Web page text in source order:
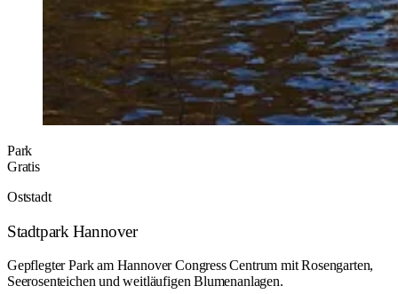
Park
Gratis
Oststadt
Stadtpark Hannover
Gepflegter Park am Hannover Congress Centrum mit Rosengarten,
Seerosenteichen und weitläufigen Blumenanlagen.